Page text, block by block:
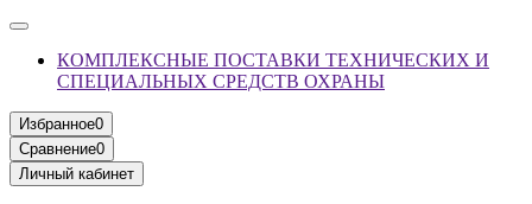
КОМПЛЕКСНЫЕ ПОСТАВКИ ТЕХНИЧЕСКИХ И
СПЕЦИАЛЬНЫХ СРЕДСТВ ОХРАНЫ
Избранное0
Сравнение0
Личный кабинет